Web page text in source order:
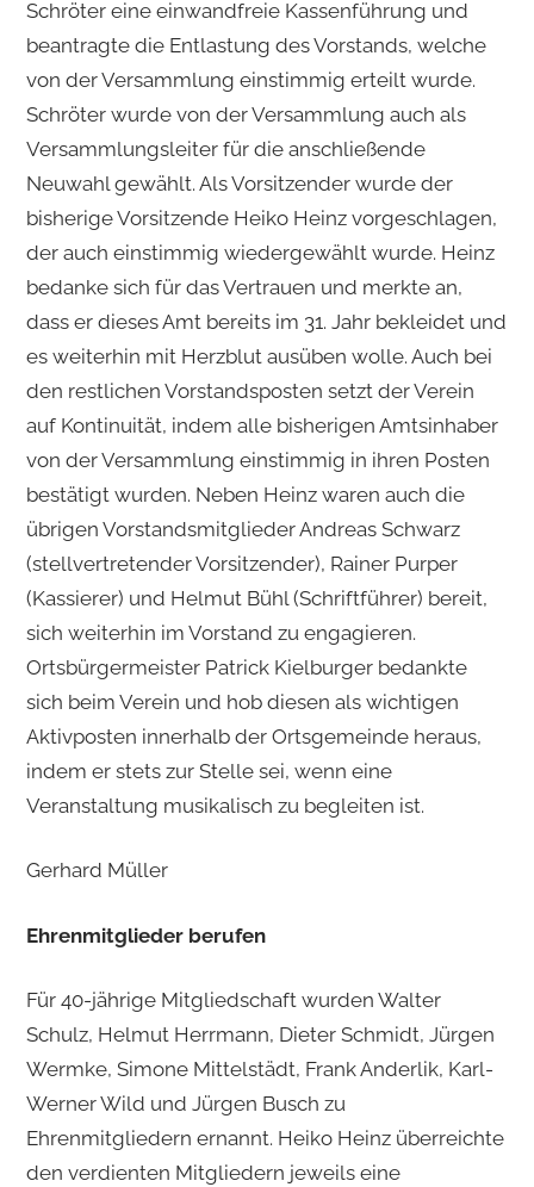
Schröter eine einwandfreie Kassenführung und
beantragte die Entlastung des Vorstands, welche
von der Versammlung einstimmig erteilt wurde.
Schröter wurde von der Versammlung auch als
Versammlungsleiter für die anschließende
Neuwahl gewählt. Als Vorsitzender wurde der
bisherige Vorsitzende Heiko Heinz vorgeschlagen,
der auch einstimmig wiedergewählt wurde. Heinz
bedanke sich für das Vertrauen und merkte an,
dass er dieses Amt bereits im 31. Jahr bekleidet und
es weiterhin mit Herzblut ausüben wolle. Auch bei
den restlichen Vorstandsposten setzt der Verein
auf Kontinuität, indem alle bisherigen Amtsinhaber
von der Versammlung einstimmig in ihren Posten
bestätigt wurden. Neben Heinz waren auch die
übrigen Vorstandsmitglieder Andreas Schwarz
(stellvertretender Vorsitzender), Rainer Purper
(Kassierer) und Helmut Bühl (Schriftführer) bereit,
sich weiterhin im Vorstand zu engagieren.
Ortsbürgermeister Patrick Kielburger bedankte
sich beim Verein und hob diesen als wichtigen
Aktivposten innerhalb der Ortsgemeinde heraus,
indem er stets zur Stelle sei, wenn eine
Veranstaltung musikalisch zu begleiten ist.
Gerhard Müller
Ehrenmitglieder berufen
Für 40-jährige Mitgliedschaft wurden Walter
Schulz, Helmut Herrmann, Dieter Schmidt, Jürgen
Wermke, Simone Mittelstädt, Frank Anderlik, Karl-
Werner Wild und Jürgen Busch zu
Ehrenmitgliedern ernannt. Heiko Heinz überreichte
den verdienten Mitgliedern jeweils eine